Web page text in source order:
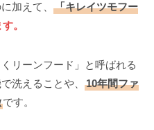
加えて、
「キレイツモフー
。
リーンフード」と呼ばれる
洗えることや、
10年間ファ
です。